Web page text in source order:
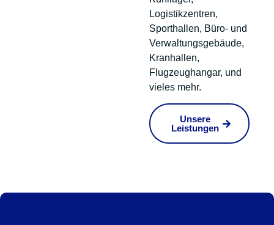
Logistikzentren,
Sporthallen, Büro- und
Verwaltungsgebäude,
Kranhallen,
Flugzeughangar, und
vieles mehr.
Unsere
Leistungen